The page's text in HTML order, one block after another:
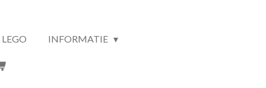
LEGO INFORMATIE